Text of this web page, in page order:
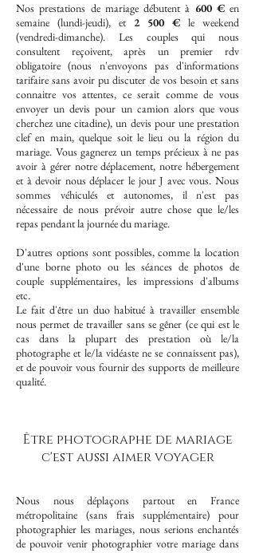
Nos prestations de mariage débutent à 600 €en
semaine (lundi-jeudi), et 2 500 € le weekend
(vendredi-dimanche). Les couples qui nous
consultent reçoivent, après un premier rdv
obligatoire (nous n'envoyons pas d'informations
tarifaire sans avoir pu discuter de vos besoin et sans
connaitre vos attentes, ce serait comme de vous
envoyer un devis pour un camion alors que vous
cherchez une citadine), un devis pour une prestation
clef en main, quelque soit le lieu ou la région du
mariage. Vous gagnerez un temps précieux à ne pas
avoir à gérer notre déplacement, notre hébergement
et à devoir nous déplacer le jour J avec vous. Nous
sommes véhiculés et autonomes, il n'est pas
nécessaire de nous prévoir autre chose que le/les
repas pendant la journée du mariage.
D'autres options sont possibles, comme la location
d'une borne photo ou les séances de photos de
couple supplémentaires, les impressions d'albums
etc.
Le fait d'être un duo habitué à travailler ensemble
nous permet de travailler sans se gêner (ce qui est le
cas dans la plupart des prestation où le/la
photographe et le/la vidéaste ne se connaissent pas),
et de pouvoir vous fournir des supports de meilleure
qualité.
Être photographe de mariage
c'est aussi aimer voyager
Nous nous déplaçons partout en France
métropolitaine (sans frais supplémentaire) pour
photographier les mariages, nous serions enchantés
de pouvoir venir photographier votre mariage dans